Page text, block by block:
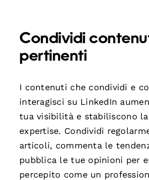
Condividi
pertinenti
I contenuti che condividi e
interagisci su LinkedIn
tua visibilità e stabiliscono
expertise. Condividi
articoli, commenta le
pubblica le tue opinioni per
percepito come un